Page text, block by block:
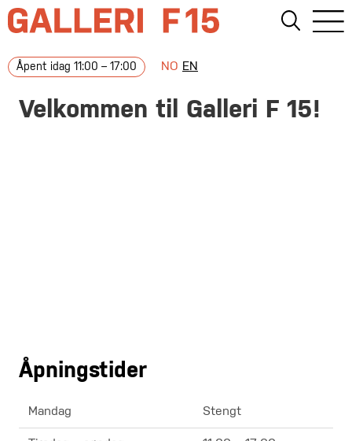
Åpent idag 11:00 – 17:00 NO EN
Velkommen til Galleri F 15!
Åpningstider
Mandag Stengt